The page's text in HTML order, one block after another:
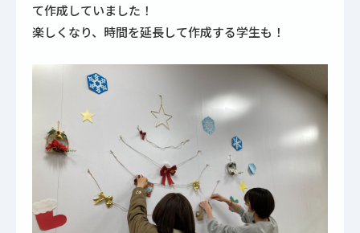
て作成していました！
楽しくなり、時間を延長して作成する学生も！